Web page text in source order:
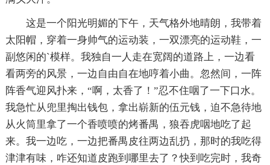
这是一个阳光明媚的下午，天气格外地晴朗，我带着
太阳帽，穿着一身帅气的运动装，一双漂亮的运动鞋，一
副悠闲的`模样。我独自一人走在宽阔的道路上，一边看
看两旁的风景，一边自由自在地哼着小曲。忽然间，一阵
阵香气迎风扑来，“啊，太香了！”忍不住咽了一下口水。
我急忙从兜里掏出钱包，拿出崭新的伍元钱，迫不急待地
从火筒里拿了一个香喷喷的烤番禺，狼吞虎咽地吃了起
来。我一边吃，一边把番禺皮往两边乱扔，那时的我吃得
津津有味，咋还知道皮跑到哪里去了？快到吃完时，我奇